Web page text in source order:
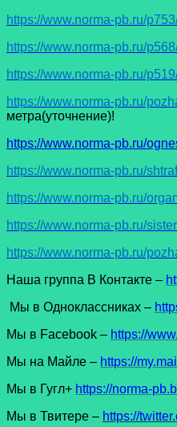
https://www.norma-pb.ru/
https://www.norma-pb.ru/
https://www.norma-pb.ru/
https://www.norma-pb.ru/
метра(уточнение)!
https://www.norma-pb.ru/
https://www.norma-pb.ru/
https://www.norma-pb.ru/
https://www.norma-pb.ru/
https://www.norma-pb.ru/
Наша группа В Контакте –
Мы в Одноклассниках –
Мы в Facеbook – https://
Мы на Майле – https://
Мы в Гугл+ https://norma-
Мы в Твитере – https://